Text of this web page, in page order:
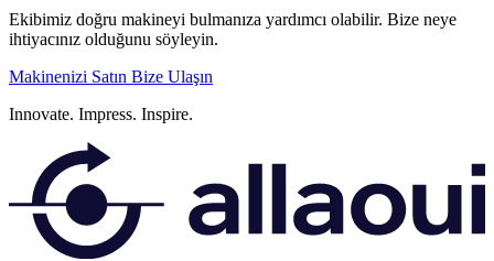
Ekibimiz doğru makineyi bulmanıza yardımcı olabilir. Bize neye
ihtiyacınız olduğunu söyleyin.
Makinenizi Satın Bize Ulaşın
Innovate. Impress. Inspire.